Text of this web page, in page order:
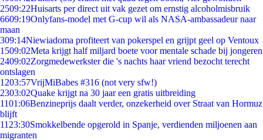
2509:22Huisarts per direct uit vak gezet om ernstig alcoholmisbruik
6609:19Onlyfans-model met G-cup wil als NASA-ambassadeur naar
maan
309:14Niewiadoma profiteert van pokerspel en grijpt geel op Ventoux
1509:02Meta krijgt half miljard boete voor mentale schade bij jongeren
2409:02Zorgmedewerkster die 's nachts haar vriend bezocht terecht
ontslagen
1203:57VrijMiBabes #316 (not very sfw!)
2303:02Quake krijgt na 30 jaar een gratis uitbreiding
1101:06Benzineprijs daalt verder, onzekerheid over Straat van Hormuz
blijft
11 23:30Smokkelbende opgerold in Spanje, verdienden miljoenen aan
migranten